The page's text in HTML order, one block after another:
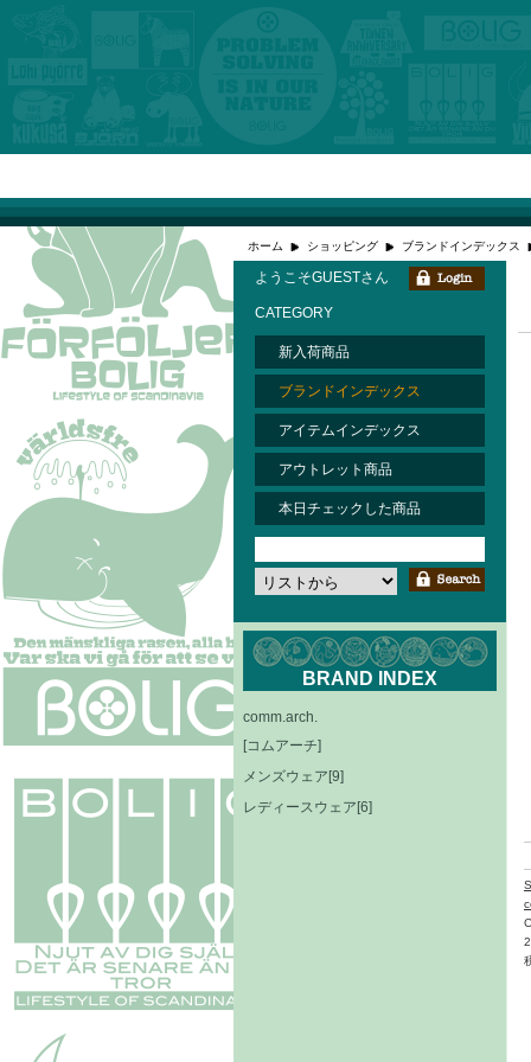
ホーム ショッピング ブランドインデックス
ようこそGUESTさん
CATEGORY
新入荷商品
ブランドインデックス
アイテムインデックス
アウトレット商品
本日チェックした商品
BRAND INDEX
comm.arch.
[コムアーチ]
メンズウェア[9]
レディースウェア[6]